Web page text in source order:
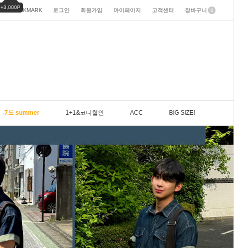
BOOKMARK 로그인 회원가입 마이페이지 고객센터 장바구니 0
+3,000P
-7도 summer 1+1&코디할인 ACC BIG SIZE!